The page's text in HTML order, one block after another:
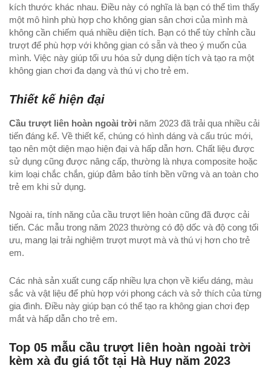
kích thước khác nhau. Điều này có nghĩa là bạn có thể tìm thấy
một mô hình phù hợp cho không gian sân chơi của mình mà
không cần chiếm quá nhiều diện tích. Bạn có thể tùy chỉnh cầu
trượt để phù hợp với không gian có sẵn và theo ý muốn của
mình. Việc này giúp tối ưu hóa sử dụng diện tích và tạo ra một
không gian chơi đa dạng và thú vị cho trẻ em.
Thiết kế hiện đại
Cầu trượt liên hoàn ngoài trời năm 2023 đã trải qua nhiều cải
tiến đáng kể. Về thiết kế, chúng có hình dáng và cấu trúc mới,
tạo nên một diện mạo hiện đại và hấp dẫn hơn. Chất liệu được
sử dụng cũng được nâng cấp, thường là nhựa composite hoặc
kim loại chắc chắn, giúp đảm bảo tính bền vững và an toàn cho
trẻ em khi sử dụng.
Ngoài ra, tính năng của cầu trượt liên hoàn cũng đã được cải
tiến. Các mẫu trong năm 2023 thường có độ dốc và độ cong tối
ưu, mang lại trải nghiệm trượt mượt mà và thú vị hơn cho trẻ
em.
Các nhà sản xuất cung cấp nhiều lựa chọn về kiểu dáng, màu
sắc và vật liệu để phù hợp với phong cách và sở thích của từng
gia đình. Điều này giúp bạn có thể tạo ra không gian chơi đẹp
mắt và hấp dẫn cho trẻ em.
Top 05 mẫu cầu trượt liên hoàn ngoài trời
kèm xà đu giá tốt tại Hà Huy năm 2023